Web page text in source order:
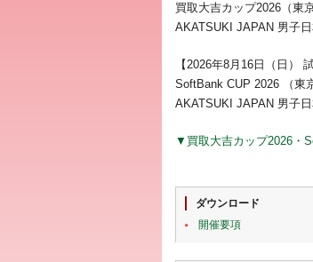
買取大吉カップ2026（東
AKATSUKI JAPAN 男子
【2026年8月16日（日）
SoftBank CUP 2026 （東
AKATSUKI JAPAN 男子
▼買取大吉カップ2026・
ダウンロード
開催要項